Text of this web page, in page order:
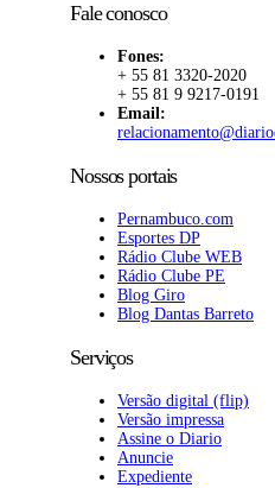
Fale conosco
Fones:
+ 55 81 3320-2020
+ 55 81 9 9217-0191
Email:
Nossos portais
Pernambuco.com
Esportes DP
Rádio Clube WEB
Rádio Clube PE
Blog Giro
Blog Dantas Barreto
Serviços
Versão digital (flip)
Versão impressa
Assine o Diario
Anuncie
Expediente